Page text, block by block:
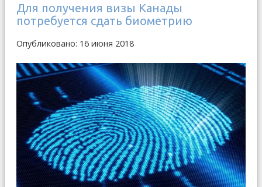
Для получения визы Канады
потребуется сдать биометрию
Опубликовано: 16 июня 2018